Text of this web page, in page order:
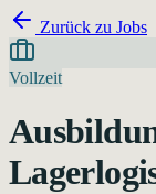
Zurück zu Jobs
Vollzeit